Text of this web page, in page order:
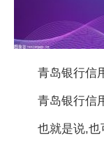
青岛银行信
青岛银行信
也就是说,也